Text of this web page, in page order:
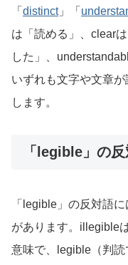
「 distinct」「
は「読める」、clear
した」、
いずれも文字や文章
します。
「legible」の
「legible」の反対語
があります。illegible
意味で、legible（判